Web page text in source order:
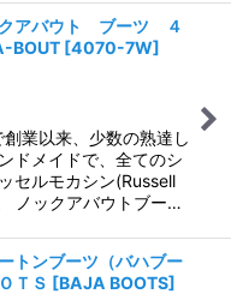
アバウト ブーツ ４
BOUT [4070-7W]
業以来、少数の熟達し
ドメイドで、全てのシ
セルモカシン(Russell
ノックアバウトブー…
トンブーツ（バハブー
ＴＳ [BAJA BOOTS]